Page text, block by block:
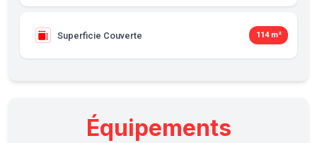
Superficie Couverte 114 m²
Équipements